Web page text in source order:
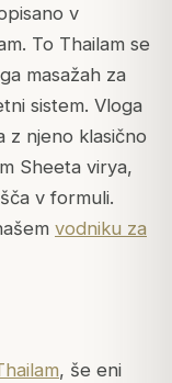
v
. To Thailam se
masažah za
sistem. Vloga
z njeno klasično
Sheeta virya,
v formuli.
vodniku za
, še eni